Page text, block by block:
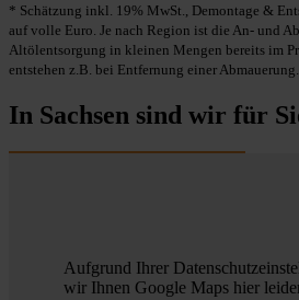
* Schätzung inkl. 19% MwSt., Demontage &
auf volle Euro. Je nach Region ist die An- und
Altölentsorgung in kleinen Mengen bereits im
entstehen z.B. bei Entfernung einer Abmauerung.
In Sachsen sind wir für
Aufgrund Ihrer
wir Ihnen Google Maps hier